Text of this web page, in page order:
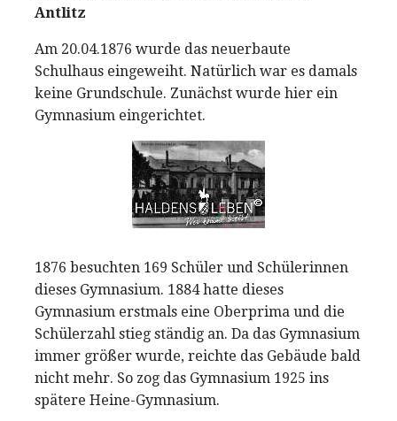
Antlitz
Am 20.04.1876 wurde das neuerbaute
Schulhaus eingeweiht. Natürlich war es damals
keine Grundschule. Zunächst wurde hier ein
Gymnasium eingerichtet.
1876 besuchten 169 Schüler und Schülerinnen
dieses Gymnasium. 1884 hatte dieses
Gymnasium erstmals eine Oberprima und die
Schülerzahl stieg ständig an. Da das Gymnasium
immer größer wurde, reichte das Gebäude bald
nicht mehr. So zog das Gymnasium 1925 ins
spätere Heine-Gymnasium.